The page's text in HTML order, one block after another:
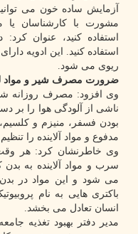
آزمایش ساده خون می
استفاده کنید، عنوان
استفاده کنید. این ادویه
ریوی می شود.
ضرورت مصرف شیر و مواد
وی افزود: مصرف روزانه
ناشی از آلودگی هوا را بر
بودن فسفر، منیزم و
مدفوع و مواد آلاینده را
وی خاطرنشان کرد: هر وقت
سرب و مواد آلاینده به
می شود و این مواد در
باکتری هایی به نام
انسان تعادل می بخشد.
مدیر دفتر بهبود تغذیه